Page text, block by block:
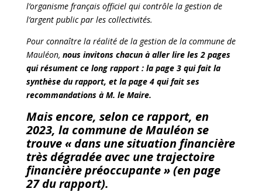
l’organisme français officiel qui contrôle la gestion de
l’argent public par les collectivités.
Pour connaître la réalité de la gestion de la commune de
Mauléon, nous invitons chacun à aller lire les 2 pages
qui résument ce long rapport : la page 3 qui fait la
synthèse du rapport, et la page 4 qui fait ses
recommandations à M. le Maire.
Mais encore, selon ce rapport, en
2023, la commune de Mauléon se
trouve « dans une situation financière
très dégradée avec une trajectoire
financière préoccupante » (en page
27 du rapport).